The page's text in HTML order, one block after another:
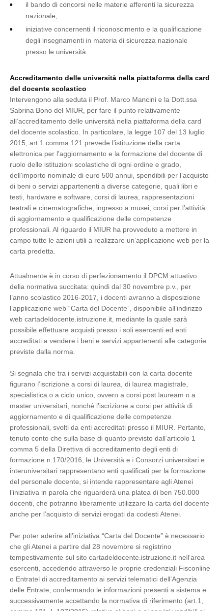
il bando di concorsi nelle materie afferenti la sicurezza
nazionale;
iniziative concernenti il riconoscimento e la qualificazione
degli insegnamenti in materia di sicurezza nazionale
presso le università.
Accreditamento delle università nella piattaforma della card
del docente scolastico
Intervengono alla seduta il Prof. Marco Mancini e la Dott.ssa
Sabrina Bono del MIUR, per fare il punto relativamente
all’accreditamento delle università nella piattaforma della card
del docente scolastico. In particolare, la legge 107 del 13 luglio
2015, art.1 comma 121 prevede l’istituzione della carta
elettronica per l’aggiornamento e la formazione del docente di
ruolo delle istituzioni scolastiche di ogni ordine e grado,
dell’importo nominale di euro 500 annui, spendibili per l’acquisto
di beni o servizi appartenenti a diverse categorie, quali libri e
testi, hardware e software, corsi di laurea, rappresentazioni
teatrali e cinematografiche, ingresso a musei, corsi per l’attività
di aggiornamento e qualificazione delle competenze
professionali. Al riguardo il MIUR ha provveduto a mettere in
campo tutte le azioni utili a realizzare un’applicazione web per la
carta predetta.
Attualmente è in corso di perfezionamento il DPCM attuativo
della normativa succitata: quindi dal 30 novembre p.v., per
l’anno scolastico 2016-2017, i docenti avranno a disposizione
l’applicazione web “Carta del Docente”, disponibile all’indirizzo
web cartadeldocente.istruzione.it, mediante la quale sarà
possibile effettuare acquisti presso i soli esercenti ed enti
accreditati a vendere i beni e servizi appartenenti alle categorie
previste dalla norma.
Si segnala che tra i servizi acquistabili con la carta docente
figurano l’iscrizione a corsi di laurea, di laurea magistrale,
specialistica o a ciclo unico, ovvero a corsi post lauream o a
master universitari, nonché l’iscrizione a corsi per attività di
aggiornamento e di qualificazione delle competenze
professionali, svolti da enti accreditati presso il MIUR. Pertanto,
tenuto conto che sulla base di quanto previsto dall’articolo 1
comma 5 della Direttiva di accreditamento degli enti di
formazione n.170/2016, le Università e i Consorzi universitari e
interuniversitari rappresentano enti qualificati per la formazione
del personale docente, si intende rappresentare agli Atenei
l’iniziativa in parola che riguarderà una platea di ben 750.000
docenti, che potranno liberamente utilizzare la carta del docente
anche per l’acquisto di servizi erogati da codesti Atenei.
Per poter aderire all’iniziativa “Carta del Docente” è necessario
che gli Atenei a partire dal 28 novembre si registrino
tempestivamente sul sito cartadeldocente.istruzione.it nell’area
esercenti, accedendo attraverso le proprie credenziali Fisconline
o Entratel di accreditamento ai servizi telematici dell’Agenzia
delle Entrate, confermando le informazioni presenti a sistema e
successivamente accettando la normativa di riferimento (art.1,